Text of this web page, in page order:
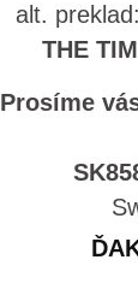
alt. preklad:
THE
Prosíme